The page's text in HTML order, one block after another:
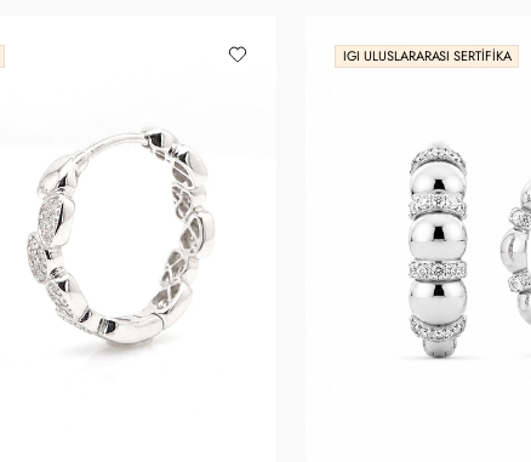
IGI ULUSLARARASI SERTIFIKA